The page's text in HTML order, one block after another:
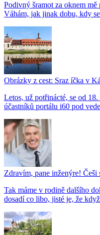
Podivný šramot za oknem
Váhám, jak jinak dobu, kdy
Obrázky z cest: Sraz íčka v
Letos, už potřinácté, se od
účastníků portálu i60 pod
Zdravím, pane inženýre!
Tak máme v rodině dalšího
dosadí co libo, jisté je, že